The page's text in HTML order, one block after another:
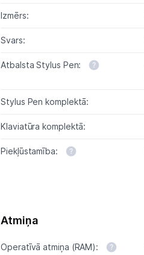
Izmērs:
Svars:
Atbalsta Stylus Pen:
Stylus Pen komplektā:
Klaviatūra komplektā:
Piekļūstamība:
Atmiņa
Operatīvā atmiņa (RAM):